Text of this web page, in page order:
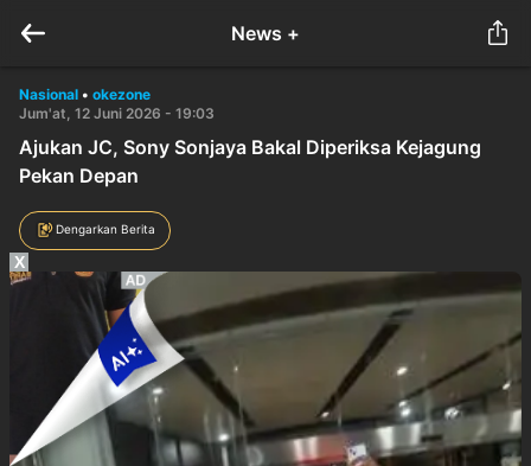
News +
Nasional • okezone
Jum'at, 12 Juni 2026 - 19:03
Ajukan JC, Sony Sonjaya Bakal Diperiksa Kejagung
Pekan Depan
Dengarkan Berita
X